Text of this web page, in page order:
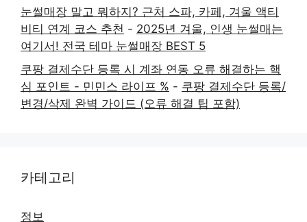
눈썰매장 말고 뭐하지? 근처 스파, 카페, 겨울 액티
비티 연계 코스 추천 - 2025년 겨울, 인생 눈썰매는
여기서! 전국 테마 눈썰매장 BEST 5
쿠팡 결제수단 등록 시 계좌 연동 오류 해결하는 핵
심 포인트 - 민민스 라이프 % - 쿠팡 결제수단 등록/
변경/삭제 완벽 가이드 (오류 해결 팁 포함)
카테고리
정보